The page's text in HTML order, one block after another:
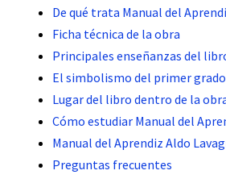
De qué trata Manual del
Ficha técnica de la obra
Principales enseñanzas del
El simbolismo del primer
Lugar del libro dentro de la
Cómo estudiar Manual del
Manual del Aprendiz Aldo
Preguntas frecuentes